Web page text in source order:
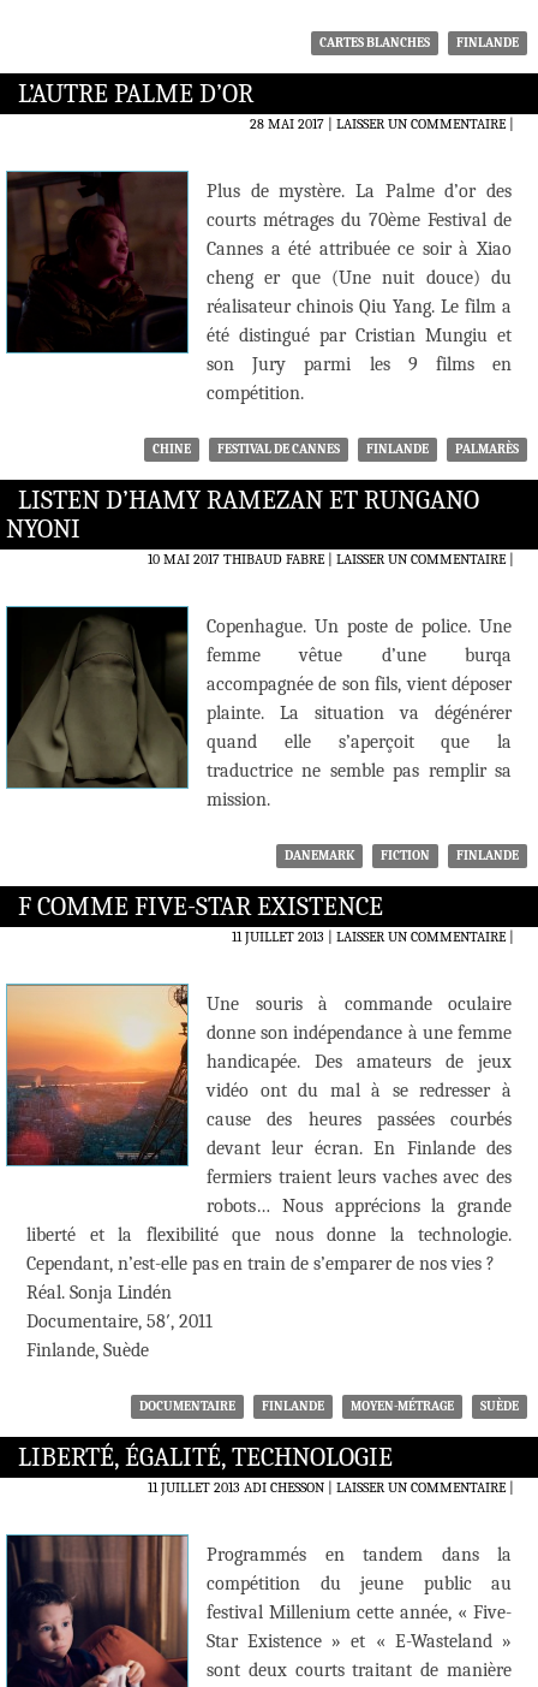
CARTES BLANCHES FINLANDE
L’AUTRE PALME D’OR
28 MAI 2017 LAISSER UN COMMENTAIRE|
Plus de mystère. La Palme d’or des
courts métrages du 70ème Festival de
Cannes a été attribuée ce soir à Xiao
cheng er que (Une nuit douce) du
réalisateur chinois Qiu Yang. Le film a
été distingué par Cristian Mungiu et
son Jury parmi les 9 films en
compétition.
CHINE FESTIVAL DE CANNES FINLANDE PALMARÈS
LISTEN D’HAMY RAMEZAN ET RUNGANO
NYONI
10 MAI 2017 THIBAUD FABRE LAISSER UN COMMENTAIRE|
Copenhague. Un poste de police. Une
femme vêtue d’une burqa
accompagnée de son fils, vient déposer
plainte. La situation va dégénérer
quand elle s’aperçoit que la
traductrice ne semble pas remplir sa
mission.
DANEMARK FICTION FINLANDE
F COMME FIVE-STAR EXISTENCE
11 JUILLET 2013 LAISSER UN COMMENTAIRE|
Une souris à commande oculaire
donne son indépendance à une femme
handicapée. Des amateurs de jeux
vidéo ont du mal à se redresser à
cause des heures passées courbés
devant leur écran. En Finlande des
fermiers traient leurs vaches avec des
robots… Nous apprécions la grande
liberté et la flexibilité que nous donne la technologie.
Cependant, n’est-elle pas en train de s’emparer de nos vies ?
Réal. Sonja Lindén
Documentaire, 58′, 2011
Finlande, Suède
DOCUMENTAIRE FINLANDE MOYEN-MÉTRAGE SUÈDE
LIBERTÉ, ÉGALITÉ, TECHNOLOGIE
11 JUILLET 2013 ADI CHESSON LAISSER UN COMMENTAIRE|
Programmés en tandem dans la
compétition du jeune public au
festival Millenium cette année, « Five-
Star Existence » et « E-Wasteland »
sont deux courts traitant de manière